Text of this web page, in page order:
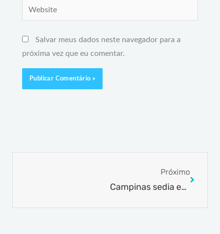
Website
Salvar meus dados neste navegador para a
próxima vez que eu comentar.
Próximo
Campinas sedia encontro estadual para discutir empreendedorismo jovem